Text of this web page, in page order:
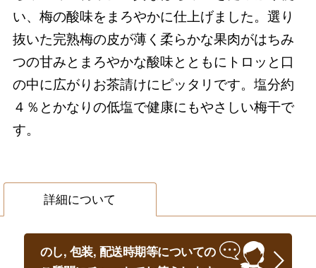
い、梅の酸味をまろやかに仕上げました。選り
抜いた完熟梅の皮が薄く柔らかな果肉がはちみ
つの甘みとまろやかな酸味とともにトロッと口
の中に広がりお茶請けにピッタリです。塩分約
４％とかなりの低塩で健康にもやさしい梅干で
す。
詳細について
のし, 包装, 配送時期等についての